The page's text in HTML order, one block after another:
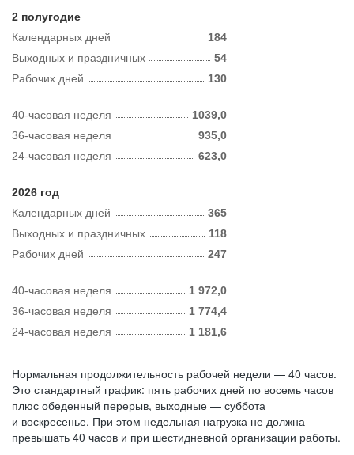
2 полугодие
Календарных дней
184
Рабочих дней 130
Выходных и праздничных 54
40-часовая неделя
1039,0
36-часовая неделя
935,0
24-часовая неделя
623,0
2026 год
Календарных дней
365
Рабочих дней 247
Выходных и праздничных 118
40-часовая неделя
1 972,0
36-часовая неделя
1 774,4
24-часовая неделя
1 181,6
Нормальная продолжительность рабочей недели — 40 часов.
Это стандартный график: пять рабочих дней по восемь часов
плюс обеденный перерыв, выходные — суббота
и воскресенье. При этом недельная нагрузка не должна
превышать 40 часов и при шестидневной организации работы.